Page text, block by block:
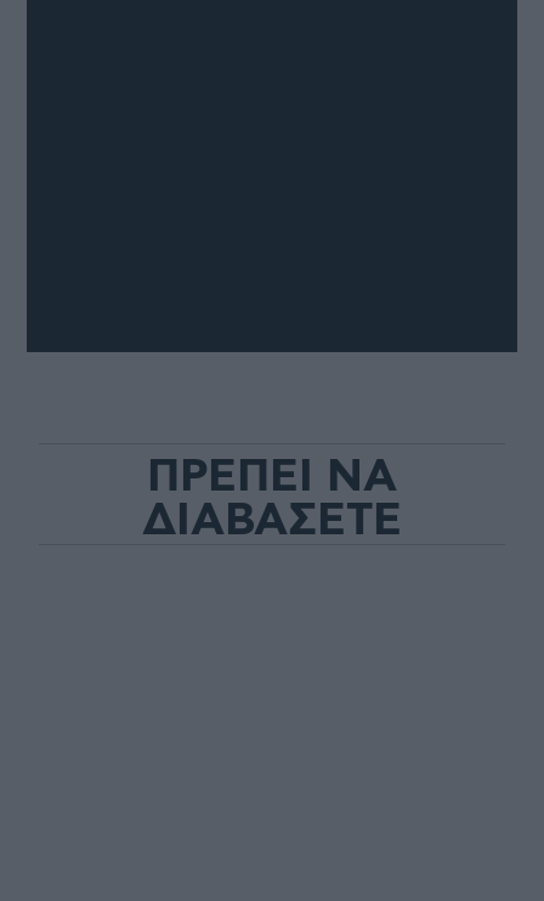
ΠΡΕΠΕΙ ΝΑ
ΔΙΑΒΑΣΕΤΕ